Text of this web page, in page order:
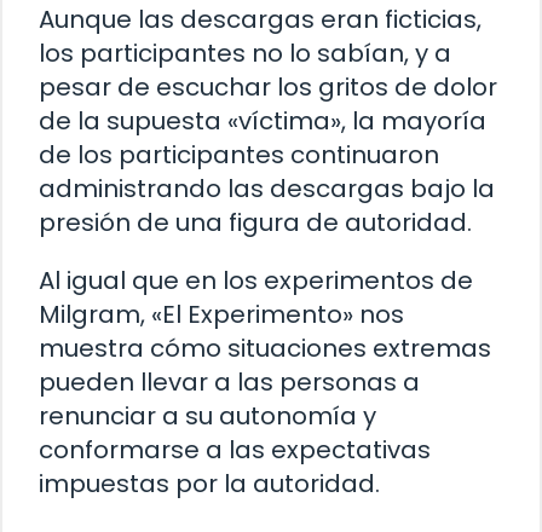
Aunque las descargas eran ficticias,
los participantes no lo sabían, y a
pesar de escuchar los gritos de dolor
de la supuesta «víctima», la mayoría
de los participantes continuaron
administrando las descargas bajo la
presión de una figura de autoridad.
Al igual que en los experimentos de
Milgram, «El Experimento» nos
muestra cómo situaciones extremas
pueden llevar a las personas a
renunciar a su autonomía y
conformarse a las expectativas
impuestas por la autoridad.